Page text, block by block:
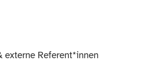
externe Referent*innen